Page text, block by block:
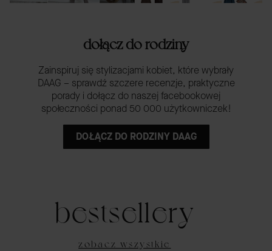
dołącz do rodziny
Zainspiruj się stylizacjami kobiet, które wybrały
DAAG – sprawdź szczere recenzje, praktyczne
porady i dołącz do naszej facebookowej
społeczności ponad 50 000 użytkowniczek!
DOŁĄCZ DO RODZINY DAAG
bestsellery
zobacz wszystkie